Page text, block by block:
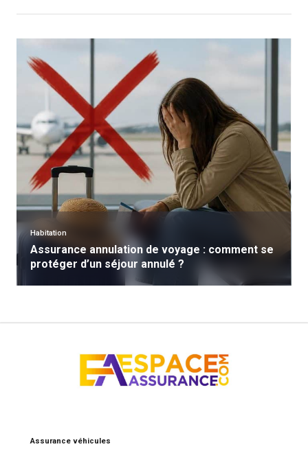
Habitation
Assurance annulation de voyage : comment se
protéger d’un séjour annulé ?
Assurance véhicules